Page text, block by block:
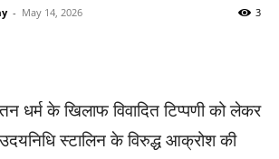
- May 14, 2026 3
धर्म के खिलाफ विवादित टिप्पणी को लेकर
स्टालिन के विरुद्ध आक्रोश की